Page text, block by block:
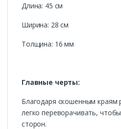
Длина: 45 см
Ширина: 28 см
Толщина: 16 мм
Главные черты:
Благодаря скошенным краям
легко переворачивать,
сторон.